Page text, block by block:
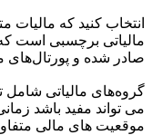
انتخاب کنید که مالیات
مالیاتی برچسبی است
صادر شده و
گروه‌های مالیاتی شامل
می تواند مفید باشد
موقعیت های مالی